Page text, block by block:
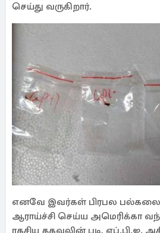
செய்து வருகிறார்.
எனவே இவர்கள் பிரபல
ஆராய்ச்சி செய்ய அமெரிக்கா
ரகசிய தகவலின் படி, எப்.பி.ஐ.